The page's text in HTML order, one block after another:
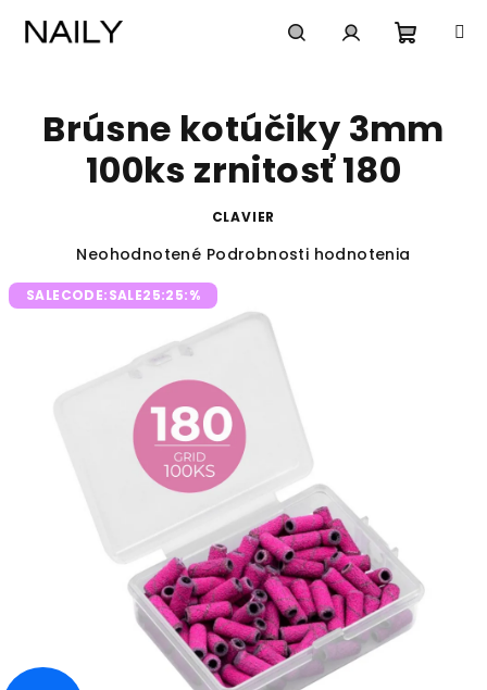
košík
Brúsne kotúčiky 3mm
100ks zrnitosť 180
CLAVIER
Priemerné
produktu
5
hviezdičiek.
Neohodnotené Podrobnosti hodnotenia
SALECODE:SALE25:25:%